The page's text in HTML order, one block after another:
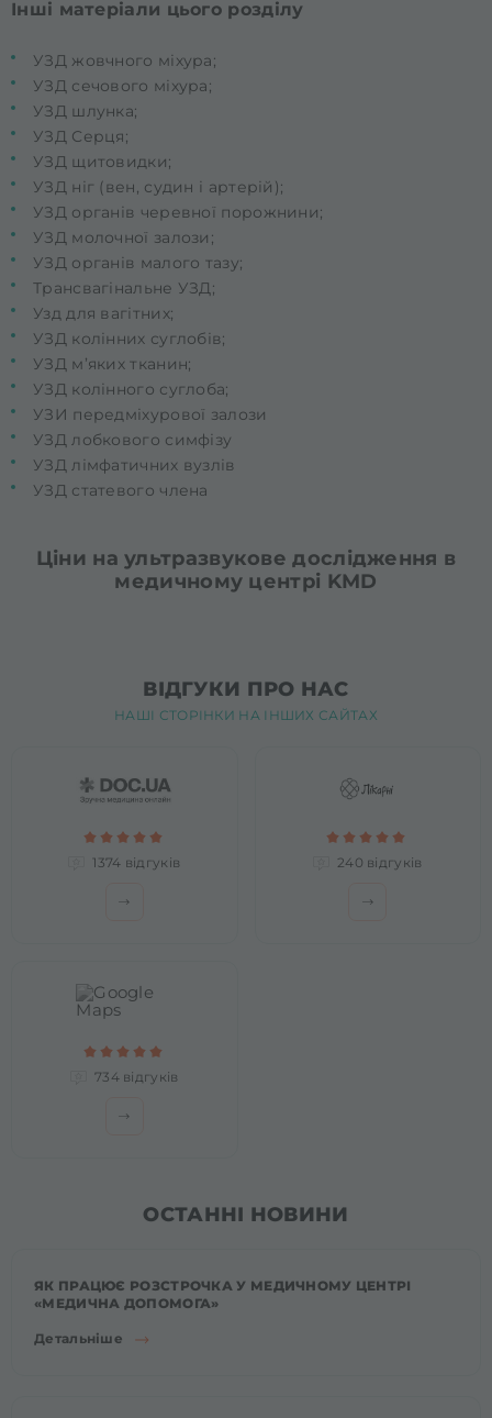
Інші матеріали цього розділу
УЗД жовчного міхура;
УЗД сечового міхура;
УЗД шлунка;
УЗД Серця;
УЗД щитовидки;
УЗД ніг (вен, судин і артерій);
УЗД органів черевної порожнини;
УЗД молочної залози;
УЗД органів малого тазу;
Трансвагінальне УЗД;
Узд для вагітних;
УЗД колінних суглобів;
УЗД м’яких тканин;
УЗД колінного суглоба;
УЗИ передміхурової залози
УЗД лобкового симфізу
УЗД лімфатичних вузлів
УЗД статевого члена
Ціни на ультразвукове дослідження в
медичному центрі KMD
ВІДГУКИ ПРО НАС
НАШІ СТОРІНКИ НА ІНШИХ САЙТАХ
1374 відгуків 240 відгуків
734 відгуків
ОСТАННІ НОВИНИ
ЯК ПРАЦЮЄ РОЗСТРОЧКА У МЕДИЧНОМУ ЦЕНТРІ
«МЕДИЧНА ДОПОМОГА»
Детальніше